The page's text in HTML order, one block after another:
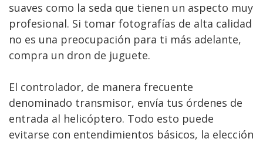
suaves como la seda que tienen un aspecto muy
profesional. Si tomar fotografías de alta calidad
no es una preocupación para ti más adelante,
compra un dron de juguete.
El controlador, de manera frecuente
denominado transmisor, envía tus órdenes de
entrada al helicóptero. Todo esto puede
evitarse con entendimientos básicos, la elección